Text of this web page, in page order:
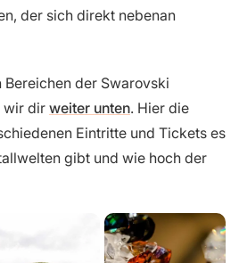
der sich direkt nebenan
der Swarovski
wir dir weiter unten. Hier die
Eintritte und Tickets es
gibt und wie hoch der